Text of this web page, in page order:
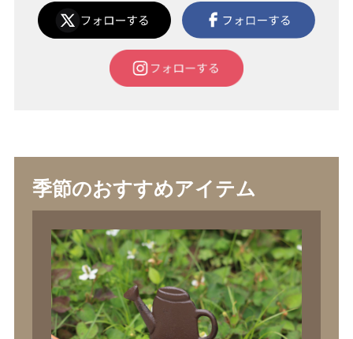
季節のおすすめアイテム